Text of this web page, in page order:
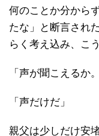
何のことか分から
たな」と断言され
らく考え込み、こ
「声が聞こえるか
「声だけだ」
親父は少しだけ安